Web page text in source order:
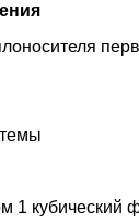
1 кубический